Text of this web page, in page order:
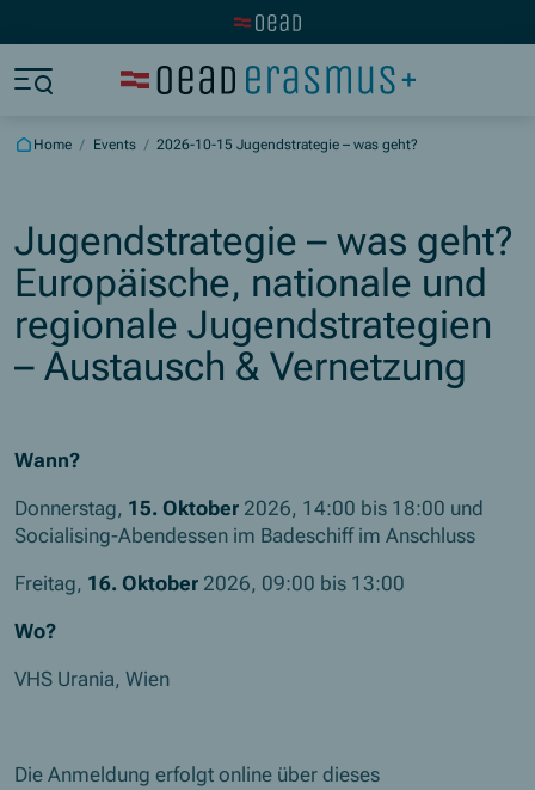
Home / Events / 2026-10-15 Jugendstrategie – was geht?
Jugendstrategie – was geht?
Europäische, nationale und
regionale Jugendstrategien
– Austausch & Vernetzung
Wann?
Donnerstag, 15. Oktober 2026, 14:00 bis 18:00 und
Socialising-Abendessen im Badeschiff im Anschluss
Freitag, 16. Oktober 2026, 09:00 bis 13:00
Wo?
VHS Urania, Wien
Die Anmeldung erfolgt online über dieses